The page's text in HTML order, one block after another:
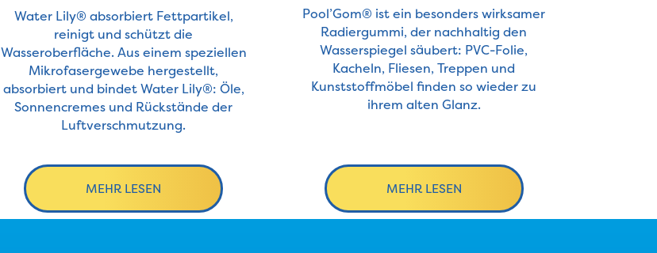
Water Lily® absorbiert Fettpartikel,
reinigt und schützt die
Wasseroberfläche. Aus einem speziellen
Mikrofasergewebe hergestellt,
absorbiert und bindet Water Lily®: Öle,
Sonnencremes und Rückstände der
Luftverschmutzung.
MEHR LESEN
Pool’Gom® ist ein besonders wirksamer
Radiergummi, der nachhaltig den
Wasserspiegel säubert: PVC-Folie,
Kacheln, Fliesen, Treppen und
Kunststoffmöbel finden so wieder zu
ihrem alten Glanz.
MEHR LESEN